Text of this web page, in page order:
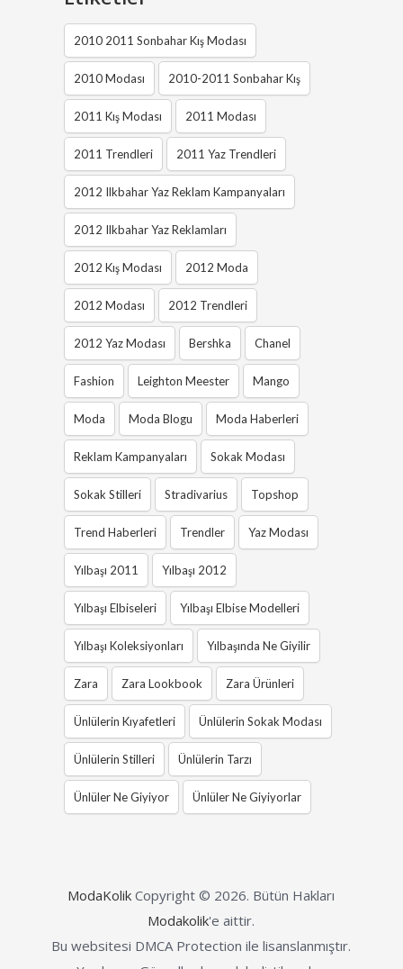
2010 2011 Sonbahar Kış Modası
2010 Modası 2010-2011 Sonbahar Kış
2011 Kış Modası 2011 Modası
2011 Trendleri 2011 Yaz Trendleri
2012 Ilkbahar Yaz Reklam Kampanyaları
2012 Ilkbahar Yaz Reklamları
2012 Kış Modası 2012 Moda
2012 Modası 2012 Trendleri
2012 Yaz Modası Bershka Chanel
Fashion Leighton Meester Mango
Moda Moda Blogu Moda Haberleri
Reklam Kampanyaları Sokak Modası
Sokak Stilleri Stradivarius Topshop
Trend Haberleri Trendler Yaz Modası
Yılbaşı 2011 Yılbaşı 2012
Yılbaşı Elbiseleri Yılbaşı Elbise Modelleri
Yılbaşı Koleksiyonları Yılbaşında Ne Giyilir
Zara Zara Lookbook Zara Ürünleri
Ünlülerin Kıyafetleri Ünlülerin Sokak Modası
Ünlülerin Stilleri Ünlülerin Tarzı
Ünlüler Ne Giyiyor Ünlüler Ne Giyiyorlar
ModaKolik Copyright © 2026. Bütün Hakları
Modakolik'e aittir.
Bu websitesi DMCA Protection ile lisanslanmıştır.